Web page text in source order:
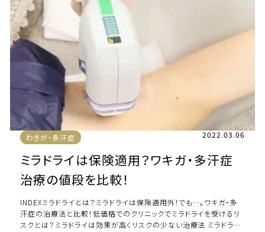
わきが・多汗症 2022.03.06
ミラドライは保険適用？ワキガ・多汗症
治療の値段を比較！
INDEXミラドライとは？ミラドライは保険適用外！でも…。ワキガ・多
汗症の治療法と比較！低価格でのクリニックでミラドライを受けるリ
スクとは？ミラドライは効果が高くリスクの少ない治療法 ミラドライ